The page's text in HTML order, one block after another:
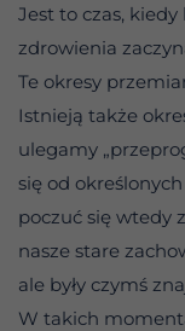
Jest to czas,
zdrowienia
Te okresy
Istnieją także
ulegamy
się od
poczuć się wtedy
nasze stare
ale były czymś
W takich